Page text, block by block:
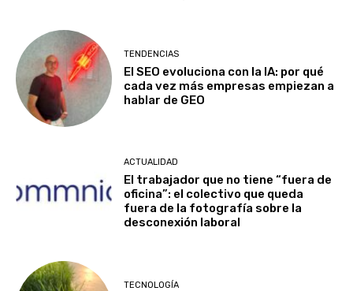
TENDENCIAS
El SEO evoluciona con la IA: por qué
cada vez más empresas empiezan a
hablar de GEO
ACTUALIDAD
El trabajador que no tiene “fuera de
oficina”: el colectivo que queda
fuera de la fotografía sobre la
desconexión laboral
TECNOLOGÍA